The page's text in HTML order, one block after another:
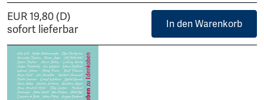
EUR 19,80 (D)
sofort lieferbar
In den Warenkorb